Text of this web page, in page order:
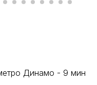
Динамo - 9 мин